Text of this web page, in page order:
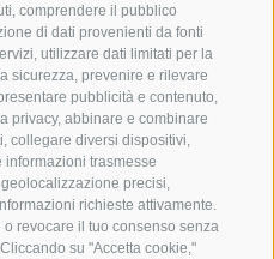
comprendere il pubblico
di dati provenienti da fonti
utilizzare dati limitati per la
sicurezza, prevenire e rilevare
pubblicità e contenuto,
privacy, abbinare e combinare
collegare diversi dispositivi,
trasmesse
precisi,
richieste attivamente.
revocare il tuo consenso senza
su "Accetta cookie,"